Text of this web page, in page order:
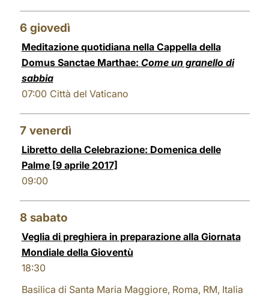
6 giovedì
Meditazione quotidiana nella Cappella della
Domus Sanctae Marthae: Come un granello di
sabbia
07:00 Città del Vaticano
7 venerdì
Libretto della Celebrazione: Domenica delle
Palme [9 aprile 2017]
09:00
8 sabato
Veglia di preghiera in preparazione alla Giornata
Mondiale della Gioventù
18:30
Basilica di Santa Maria Maggiore, Roma, RM, Italia